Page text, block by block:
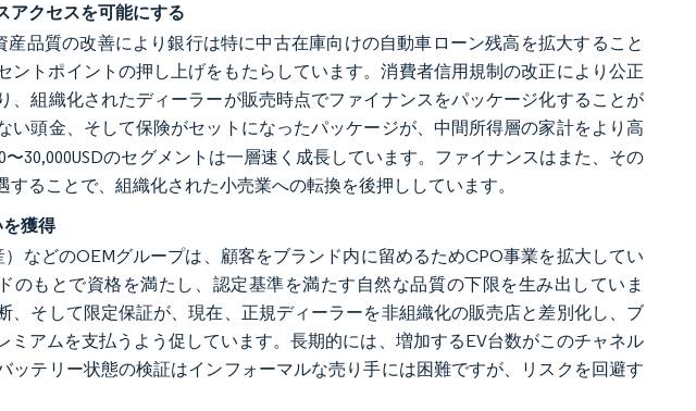
アクセスを可能にする
品質の改善により銀行は特に中古在庫向けの自動車ローン残高を拡大すること
ントポイントの押し上げをもたらしています。消費者信用規制の改正により公正
、組織化されたディーラーが販売時点でファイナンスをパッケージ化することが
い頭金、そして保険がセットになったパッケージが、中間所得層の家計をより高
30,000USDのセグメントは一層速く成長しています。ファイナンスはまた、その
ることで、組織化された小売業への転換を後押ししています。
獲得
）などのOEMグループは、顧客をブランド内に留めるためCPO事業を拡大してい
のもとで資格を満たし、認定基準を満たす自然な品質の下限を生み出していま
、そして限定保証が、現在、正規ディーラーを非組織化の販売店と差別化し、ブ
アムを支払うよう促しています。長期的には、増加するEV台数がこのチャネル
ッテリー状態の検証はインフォーマルな売り手には困難ですが、リスクを回避す